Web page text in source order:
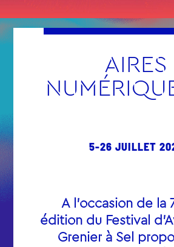
AIRES
5-26 JUILLET
A l’occasion de la
édition du Festival
Grenier à Sel